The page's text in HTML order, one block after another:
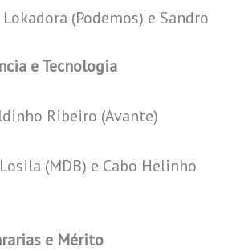
(Podemos) e Sandro
e Tecnologia
Ribeiro (Avante)
(MDB) e Cabo Helinho
e Mérito